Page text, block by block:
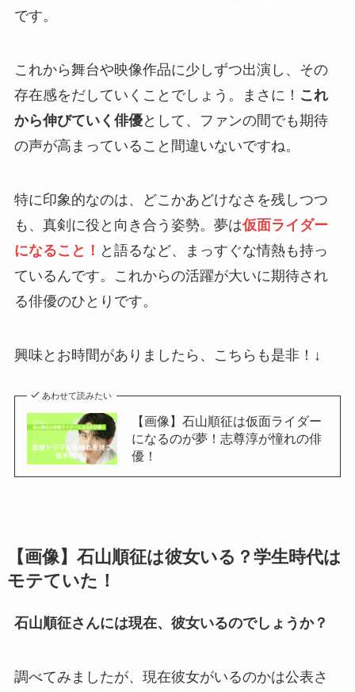
です。
これから舞台や映像作品に少しずつ出演し、その
存在感をだしていくことでしょう。まさに！ これ
から伸びていく俳優として、ファンの間でも期待
の声が高まっていること間違いないですね。
特に印象的なのは、どこかあどけなさを残しつつ
も、真剣に役と向き合う姿勢。夢は仮面ライダー
になること！ と語るなど、まっすぐな情熱も持っ
ているんです。これからの活躍が大いに期待され
る俳優のひとりです。
興味とお時間がありましたら、こちらも是非！↓
あわせて読みたい
【画像】石山順征は仮面ライダー
になるのが夢！志尊淳が憧れの俳
優！
【画像】石山順征は彼女いる？学生時代は
モテていた！
石山順征さんには現在、彼女いるのでしょうか？
調べてみましたが、現在彼女がいるのかは公表さ